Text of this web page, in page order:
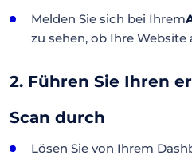
Melden Sie sich bei Ihrem
zu sehen, ob Ihre
2. Führen Sie Ihren
Scan durch
Lösen Sie von Ihrem